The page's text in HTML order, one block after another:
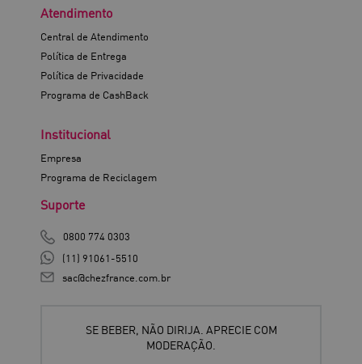
Atendimento
Central de Atendimento
Política de Entrega
Política de Privacidade
Programa de CashBack
Institucional
Empresa
Programa de Reciclagem
Suporte
0800 774 0303
(11) 91061-5510
sac@chezfrance.com.br
SE BEBER, NÃO DIRIJA. APRECIE COM
MODERAÇÃO.